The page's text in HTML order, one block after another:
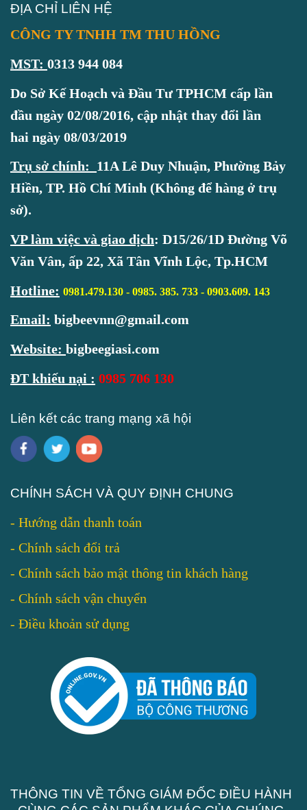
ĐỊA CHỈ LIÊN HỆ
CÔNG TY TNHH TM THU HỒNG
MST: 0313 944 084
Do Sở Kế Hoạch và Đầu Tư TPHCM cấp lần
đầu ngày 02/08/2016, cập nhật thay đổi lần
hai ngày 08/03/2019
Trụ sở chính: 11A Lê Duy Nhuận, Phường Bảy
Hiền, TP. Hồ Chí Minh (Không để hàng ở trụ
sở).
VP làm việc và giao dịch: D15/26/1D Đường Võ
Văn Vân, ấp 22, Xã Tân Vĩnh Lộc, Tp.HCM
Hotline: 0981.479.130 - 0985. 385. 733 - 0903.609. 143
Email: bigbeevnn@gmail.com
Website: bigbeegiasi.com
ĐT khiếu nại : 0985 706 130
Liên kết các trang mạng xã hội
CHÍNH SÁCH VÀ QUY ĐỊNH CHUNG
- Hướng dẫn thanh toán
- Chính sách đổi trả
- Chính sách bảo mật thông tin khách hàng
- Chính sách vận chuyển
- Điều khoản sử dụng
THÔNG TIN VỀ TỔNG GIÁM ĐỐC ĐIỀU HÀNH